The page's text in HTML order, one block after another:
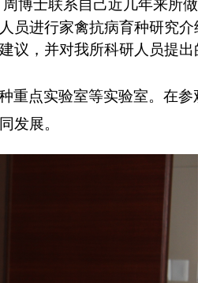
博士联系自己近几年来所
进行家禽抗病育种研究介
议，并对我所科研人员提
重点实验室等实验室。在
发展。